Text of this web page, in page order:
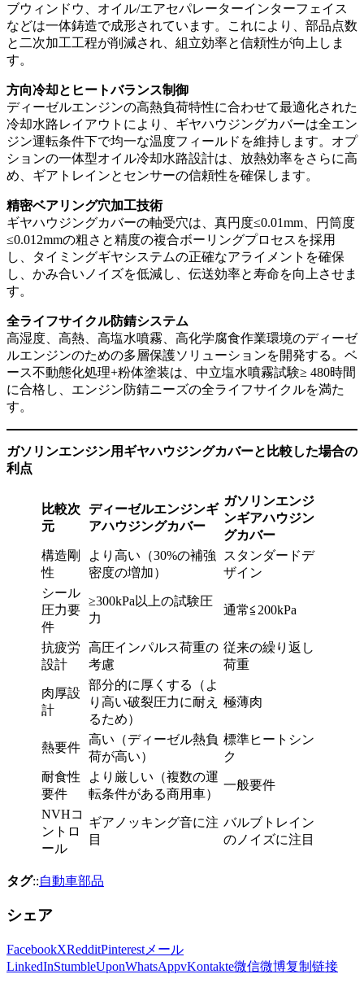
ブウィンドウ、オイル/エアセパレーターインターフェイス
などは一体鋳造で成形されています。これにより、部品点数
と二次加工工程が削減され、組立効率と信頼性が向上しま
す。
方向冷却とヒートバランス制御
ディーゼルエンジンの高熱負荷特性に合わせて最適化された
冷却水路レイアウトにより、ギヤハウジングカバーは全エン
ジン運転条件下で均一な温度フィールドを維持します。オプ
ションの一体型オイル冷却水路設計は、放熱効率をさらに高
め、ギアトレインとセンサーの信頼性を確保します。
精密ベアリング穴加工技術
ギヤハウジングカバーの軸受穴は、真円度≤0.01mm、円筒度
≤0.012mmの粗さと精度の複合ボーリングプロセスを採用
し、タイミングギヤシステムの正確なアライメントを確保
し、かみ合いノイズを低減し、伝送効率と寿命を向上させま
す。
全ライフサイクル防錆システム
高湿度、高熱、高塩水噴霧、高化学腐食作業環境のディーゼ
ルエンジンのための多層保護ソリューションを開発する。ベ
ース不動態化処理+粉体塗装は、中立塩水噴霧試験≥ 480時間
に合格し、エンジン防錆ニーズの全ライフサイクルを満た
す。
ガソリンエンジン用ギヤハウジングカバーと比較した場合の
利点
比較次
元
ディーゼルエンジンギ
アハウジングカバー
ガソリンエンジ
ンギアハウジン
グカバー
構造剛
性
より高い（30%の補強
密度の増加）
スタンダードデ
ザイン
シール
圧力要
件
≥300kPa以上の試験圧
力
通常≦200kPa
抗疲労
設計
高圧インパルス荷重の
考慮
従来の繰り返し
荷重
肉厚設
計
部分的に厚くする（よ
り高い破裂圧力に耐え
るため）
極薄肉
熱要件
高い（ディーゼル熱負
荷が高い）
標準ヒートシン
ク
耐食性
要件
より厳しい（複数の運
転条件がある商用車）
一般要件
NVHコ
ントロ
ール
ギアノッキング音に注
目
バルブトレイン
のノイズに注目
タグ::自動車部品
シェア
FacebookXRedditPinterest メール
LinkedInStumbleUponWhatsAppvKontakte微信微博复制链接